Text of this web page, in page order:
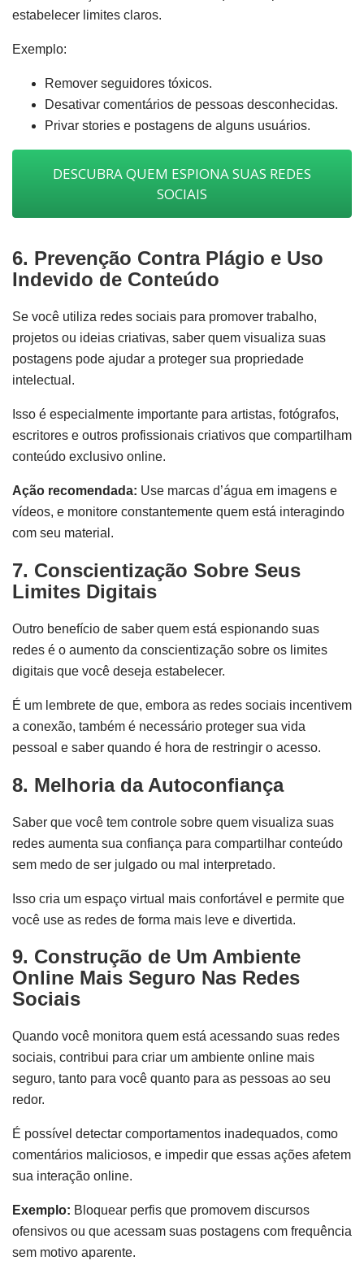
estabelecer limites claros.
Exemplo:
Remover seguidores tóxicos.
Desativar comentários de pessoas desconhecidas.
Privar stories e postagens de alguns usuários.
DESCUBRA QUEM ESPIONA SUAS REDES
SOCIAIS
6. Prevenção Contra Plágio e Uso
Indevido de Conteúdo
Se você utiliza redes sociais para promover trabalho,
projetos ou ideias criativas, saber quem visualiza suas
postagens pode ajudar a proteger sua propriedade
intelectual.
Isso é especialmente importante para artistas, fotógrafos,
escritores e outros profissionais criativos que compartilham
conteúdo exclusivo online.
Ação recomendada: Use marcas d’água em imagens e
vídeos, e monitore constantemente quem está interagindo
com seu material.
7. Conscientização Sobre Seus
Limites Digitais
Outro benefício de saber quem está espionando suas
redes é o aumento da conscientização sobre os limites
digitais que você deseja estabelecer.
É um lembrete de que, embora as redes sociais incentivem
a conexão, também é necessário proteger sua vida
pessoal e saber quando é hora de restringir o acesso.
8. Melhoria da Autoconfiança
Saber que você tem controle sobre quem visualiza suas
redes aumenta sua confiança para compartilhar conteúdo
sem medo de ser julgado ou mal interpretado.
Isso cria um espaço virtual mais confortável e permite que
você use as redes de forma mais leve e divertida.
9. Construção de Um Ambiente
Online Mais Seguro Nas Redes
Sociais
Quando você monitora quem está acessando suas redes
sociais, contribui para criar um ambiente online mais
seguro, tanto para você quanto para as pessoas ao seu
redor.
É possível detectar comportamentos inadequados, como
comentários maliciosos, e impedir que essas ações afetem
sua interação online.
Exemplo: Bloquear perfis que promovem discursos
ofensivos ou que acessam suas postagens com frequência
sem motivo aparente.